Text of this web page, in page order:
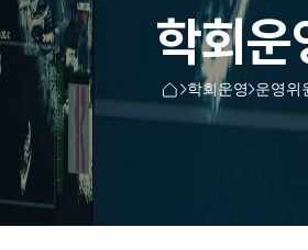
학회운
학회운영 운영위